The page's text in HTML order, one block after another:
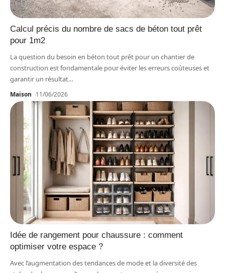
Calcul précis du nombre de sacs de béton tout prêt
pour 1m2
La question du besoin en béton tout prêt pour un chantier de
construction est fondamentale pour éviter les erreurs coûteuses et
garantir un résultat…
Maison 11/06/2026
Idée de rangement pour chaussure : comment
optimiser votre espace ?
Avec l’augmentation des tendances de mode et la diversité des